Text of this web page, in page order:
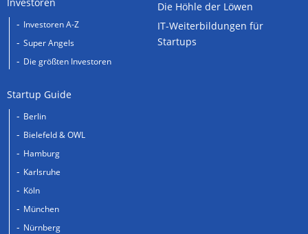
Investoren A-Z
Super Angels
Die größten Investoren
Startup Guide
Berlin
Bielefeld & OWL
Hamburg
Karlsruhe
Köln
München
Nürnberg
Die Höhle der Löwen
IT-Weiterbildungen für
Startups